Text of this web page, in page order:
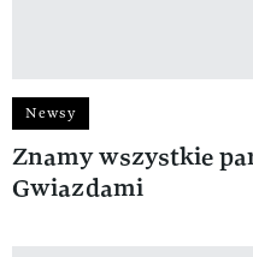
Newsy
Znamy wszystkie
Gwiazdami